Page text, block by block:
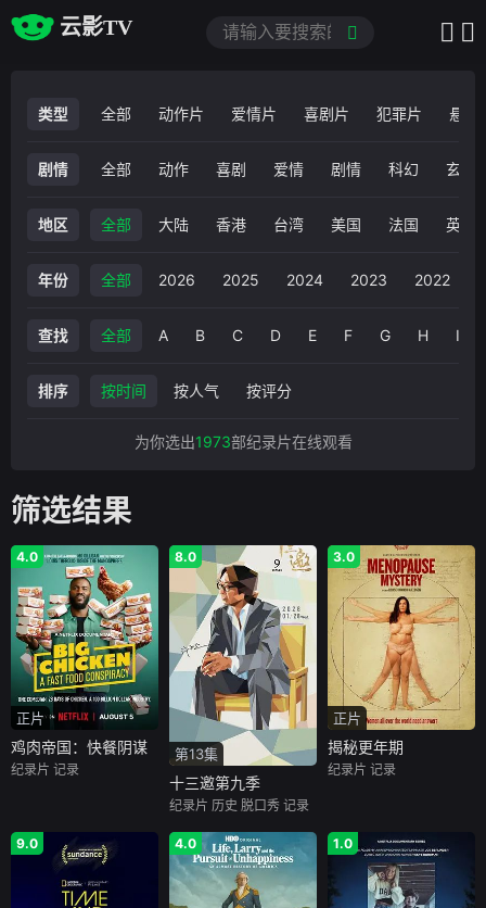
云影TV
类型 全部 动作片 爱情片 喜剧片 犯罪片 悬疑
剧情 全部 动作 喜剧 爱情 剧情 科幻 玄幻
地区 全部 大陆 香港 台湾 美国 法国 英国
年份 全部 2026 2025 2024 2023 2022
查找 全部 A B C D E F G H I
排序 按时间 按人气 按评分
为你选出1973部纪录片在线观看
筛选结果
4.0
正片
鸡肉帝国：快餐阴谋
纪录片 记录
8.0
第13集
十三邀第九季
纪录片 历史 脱口秀 记录
3.0
正片
揭秘更年期
纪录片 记录
9.0 4.0 1.0